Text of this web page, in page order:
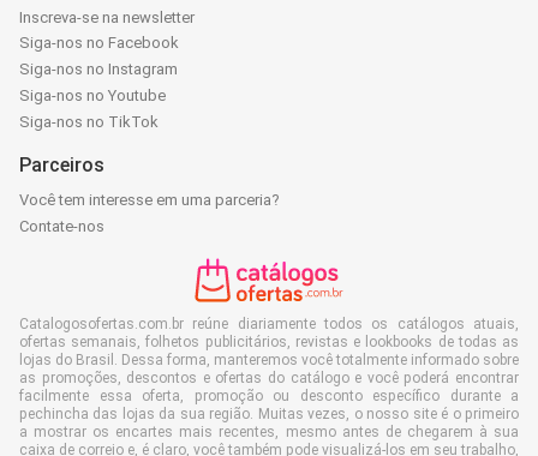
Inscreva-se na newsletter
Siga-nos no Facebook
Siga-nos no Instagram
Siga-nos no Youtube
Siga-nos no TikTok
Parceiros
Você tem interesse em uma parceria?
Contate-nos
Catalogosofertas.com.br reúne diariamente todos os catálogos atuais,
ofertas semanais, folhetos publicitários, revistas e lookbooks de todas as
lojas do Brasil. Dessa forma, manteremos você totalmente informado sobre
as promoções, descontos e ofertas do catálogo e você poderá encontrar
facilmente essa oferta, promoção ou desconto específico durante a
pechincha das lojas da sua região. Muitas vezes, o nosso site é o primeiro
a mostrar os encartes mais recentes, mesmo antes de chegarem à sua
caixa de correio e, é claro, você também pode visualizá-los em seu trabalho,